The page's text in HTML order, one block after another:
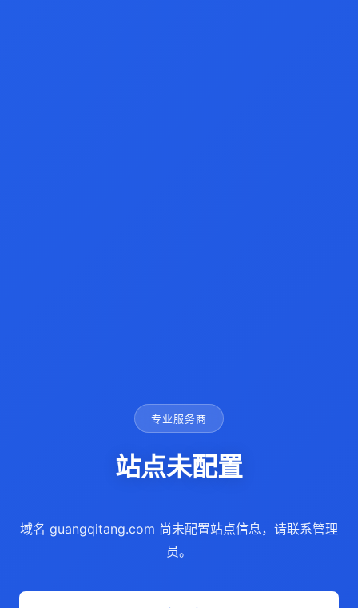
专业服务商
站点未配置
域名 guangqitang.com 尚未配置站点信息，请联系管理
员。